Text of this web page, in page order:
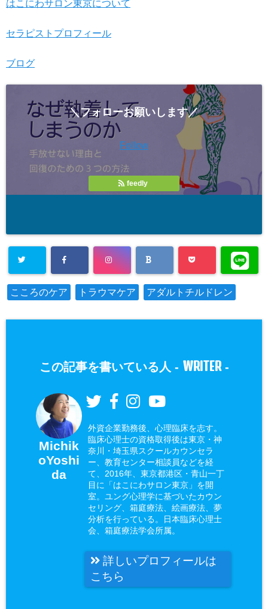
はこにわサロン東京について
セラピストプロフィール
ブログ
＼フォローお願いします／
Follow
feedly
こころのケア トラウマケア アダルトチルドレン
この記事を書いている人 - WRITER-
Michik
oYoshi
da
外資企業勤務後、心理臨床を志す。
臨床心理士の資格取得後は東京・神
奈川・埼玉県スクールカウンセラ
ー、教育センター相談員などを経
て、2016年、東京都港区・青山一丁
目に「はこにわサロン東京」を開
室。ユング心理学に基づいたカウン
セリング、箱庭療法、絵画療法、夢
分析を行っている。日本臨床心理士
会、箱庭療法学会所属。
詳しいプロフィールは
こちら